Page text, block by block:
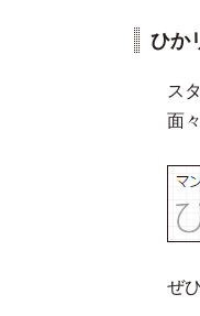
ひか
ス
面
ぜ